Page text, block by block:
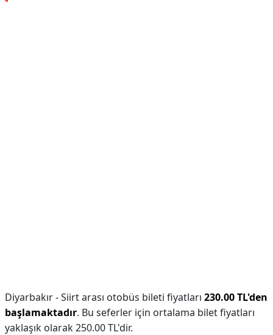
Diyarbakır - Siirt arası otobüs bileti fiyatları 230.00 TL'den
başlamaktadır. Bu seferler için ortalama bilet fiyatları
yaklaşık olarak 250.00 TL'dir.